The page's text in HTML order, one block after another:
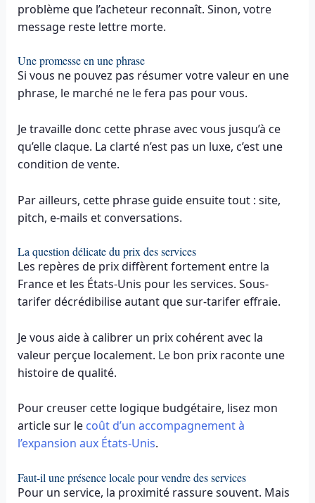
problème que l’acheteur reconnaît. Sinon, votre
message reste lettre morte.
Une promesse en une phrase
Si vous ne pouvez pas résumer votre valeur en une
phrase, le marché ne le fera pas pour vous.
Je travaille donc cette phrase avec vous jusqu’à ce
qu’elle claque. La clarté n’est pas un luxe, c’est une
condition de vente.
Par ailleurs, cette phrase guide ensuite tout : site,
pitch, e-mails et conversations.
La question délicate du prix des services
Les repères de prix diffèrent fortement entre la
France et les États-Unis pour les services. Sous-
tarifer décrédibilise autant que sur-tarifer effraie.
Je vous aide à calibrer un prix cohérent avec la
valeur perçue localement. Le bon prix raconte une
histoire de qualité.
Pour creuser cette logique budgétaire, lisez mon
article sur le coût d’un accompagnement à
l’expansion aux États-Unis.
Faut-il une présence locale pour vendre des services
Pour un service, la proximité rassure souvent. Mais